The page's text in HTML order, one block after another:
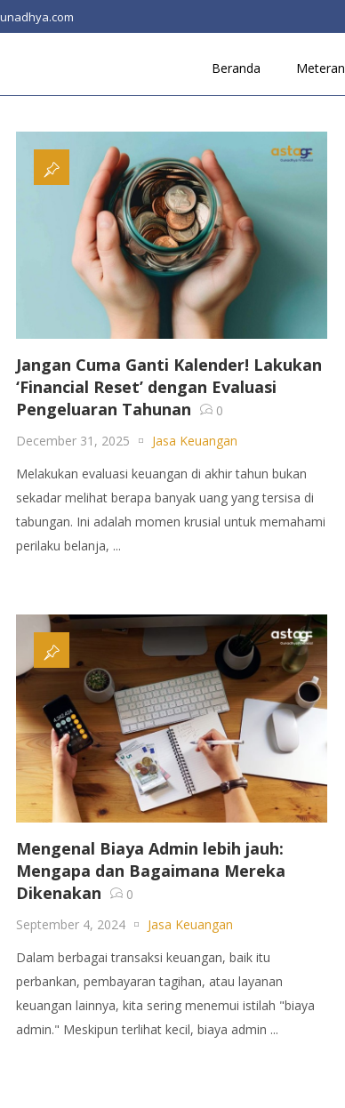
Beranda Meteran
Jangan Cuma Ganti Kalender! Lakukan
‘Financial Reset’ dengan Evaluasi
Pengeluaran Tahunan
0
December 31, 2025
Jasa Keuangan
Melakukan evaluasi keuangan di akhir tahun bukan
sekadar melihat berapa banyak uang yang tersisa di
tabungan. Ini adalah momen krusial untuk memahami
perilaku belanja, ...
Mengenal Biaya Admin lebih jauh:
Mengapa dan Bagaimana Mereka
Dikenakan
0
September 4, 2024
Jasa Keuangan
Dalam berbagai transaksi keuangan, baik itu
perbankan, pembayaran tagihan, atau layanan
keuangan lainnya, kita sering menemui istilah "biaya
admin." Meskipun terlihat kecil, biaya admin ...